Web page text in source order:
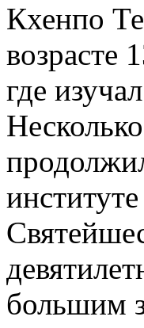
Кхенпо
возрасте
где
большим